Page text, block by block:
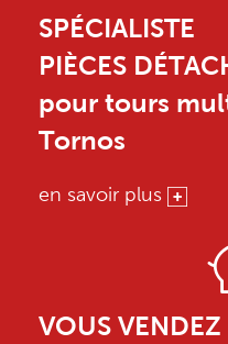
SPÉCIALISTE
PIÈCES
pour tours
Tornos
en savoir plus
VOUS VENDEZ